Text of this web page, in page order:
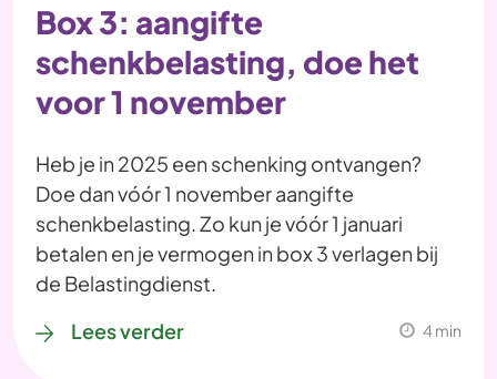
Box 3: aangifte
schenkbelasting, doe het
voor 1 november
Heb je in 2025 een schenking ontvangen?
Doe dan vóór 1 november aangifte
schenkbelasting. Zo kun je vóór 1 januari
betalen en je vermogen in box 3 verlagen bij
de Belastingdienst.
Lees verder
4 min